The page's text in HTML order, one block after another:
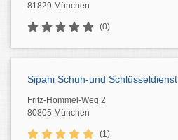
81829 München
(0)
Sipahi Schuh-und Schlüsseldienst
Fritz-Hommel-Weg 2
80805 München
(1)